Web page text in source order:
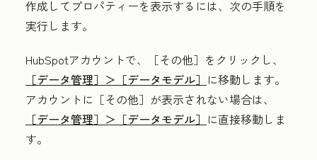
作成してプロパティーを表示するには、次の手順を
実行します。
HubSpotアカウントで、
［その他］をクリックし、
［データ管理］＞ ［データモデル］ に移動します。
アカウントに ［その他］が表示されない場合は、
［データ管理］＞ ［データモデル］ に直接移動しま
す。